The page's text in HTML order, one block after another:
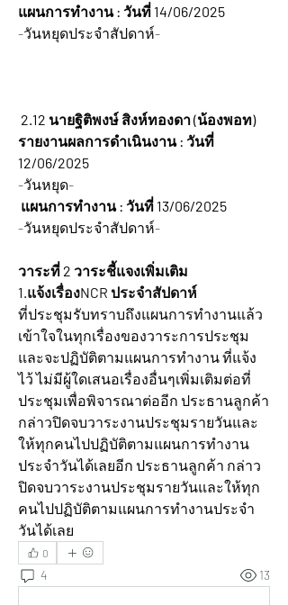
แผนการทำงาน : วันที่ 14/06/2025
-วันหยุดประจำสัปดาห์-
2.12 นายฐิติพงษ์ สิงห์ทองดา (น้องพอท)
รายงานผลการดำเนินงาน : วันที่
12/06/2025
-วันหยุด-
แผนการทำงาน : วันที่ 13/06/2025
-วันหยุดประจำสัปดาห์-
วาระที่ 2 วาระชี้แจงเพิ่มเติม
1.แจ้งเรื่องNCR ประจำสัปดาห์
ที่ประชุมรับทราบถึงแผนการทำงานแล้ว
เข้าใจในทุกเรื่องของวาระการประชุม
และจะปฏิบัติตามแผนการทำงาน ที่แจ้ง
ไว้ ไม่มีผู้ใดเสนอเรื่องอื่นๆเพิ่มเติมต่อที่
ประชุมเพื่อพิจารณาต่ออีก ประธานลูกค้า
กล่าวปิดจบวาระงานประชุมรายวันและ
ให้ทุกคนไปปฏิบัติตามแผนการทำงาน
ประจำวันได้เลยอีก ประธานลูกค้า กล่าว
ปิดจบวาระงานประชุมรายวันและให้ทุก
คนไปปฏิบัติตามแผนการทำงานประจำ
วันได้เลย
0
4 13